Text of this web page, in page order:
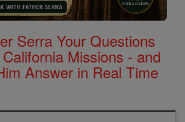
Serra Your Questions
Missions - and
Answer in Real Time